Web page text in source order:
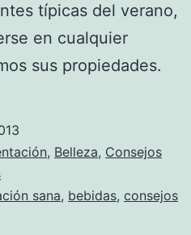
típicas del verano,
en cualquier
sus propiedades.
, Belleza, Consejos
sana, bebidas, consejos